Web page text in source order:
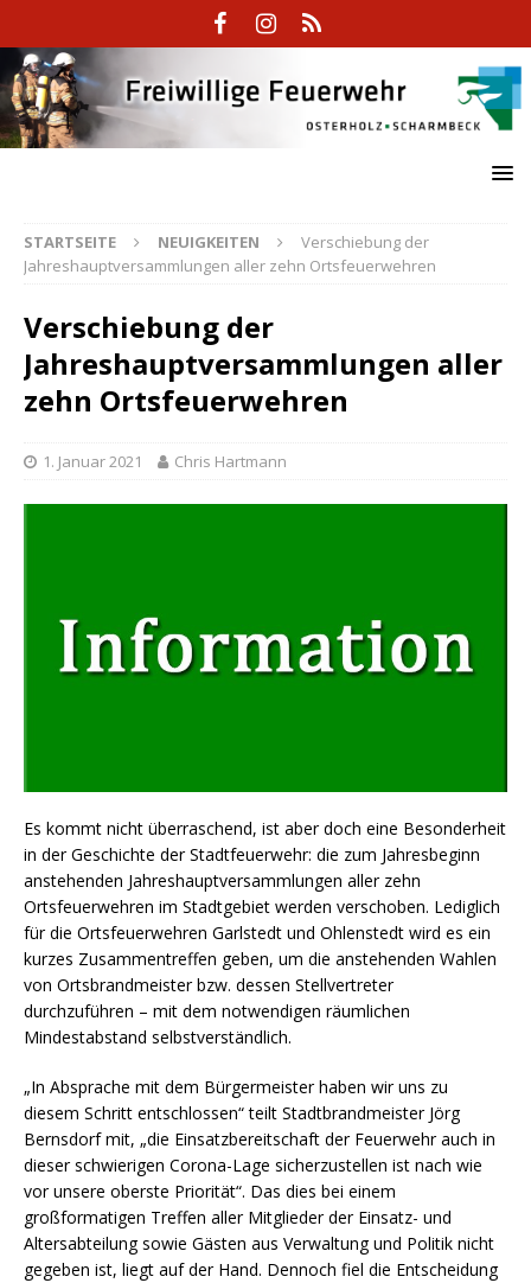
STARTSEITE NEUIGKEITEN
Verschiebung der
Jahreshauptversammlungen aller zehn Ortsfeuerwehren
Verschiebung der
Jahreshauptversammlungen aller
zehn Ortsfeuerwehren
1. Januar 2021 Chris Hartmann
Es kommt nicht überraschend, ist aber doch eine Besonderheit
in der Geschichte der Stadtfeuerwehr: die zum Jahresbeginn
anstehenden Jahreshauptversammlungen aller zehn
Ortsfeuerwehren im Stadtgebiet werden verschoben. Lediglich
für die Ortsfeuerwehren Garlstedt und Ohlenstedt wird es ein
kurzes Zusammentreffen geben, um die anstehenden Wahlen
von Ortsbrandmeister bzw. dessen Stellvertreter
durchzuführen – mit dem notwendigen räumlichen
Mindestabstand selbstverständlich.
„In Absprache mit dem Bürgermeister haben wir uns zu
diesem Schritt entschlossen“ teilt Stadtbrandmeister Jörg
Bernsdorf mit, „die Einsatzbereitschaft der Feuerwehr auch in
dieser schwierigen Corona-Lage sicherzustellen ist nach wie
vor unsere oberste Priorität“. Das dies bei einem
großformatigen Treffen aller Mitglieder der Einsatz- und
Altersabteilung sowie Gästen aus Verwaltung und Politik nicht
gegeben ist, liegt auf der Hand. Dennoch fiel die Entscheidung